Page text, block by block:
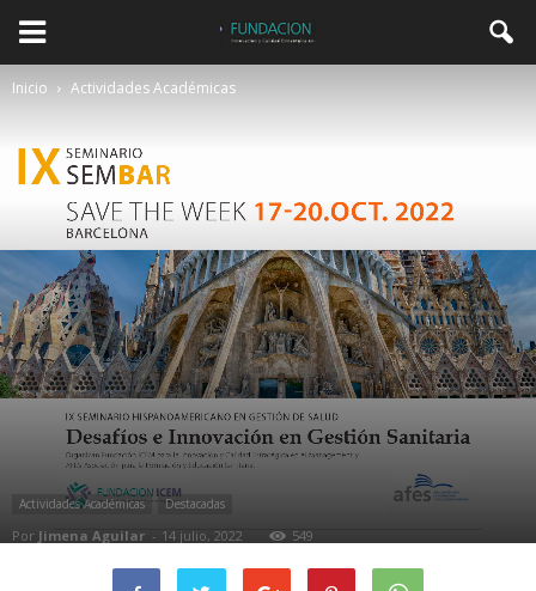
Inicio Actividades Académicas
Actividades Académicas Destacadas
Por Jimena Aguilar - 14 julio, 2022 549